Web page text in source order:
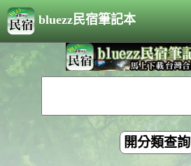
bluezz民宿筆記本
開分類查詢